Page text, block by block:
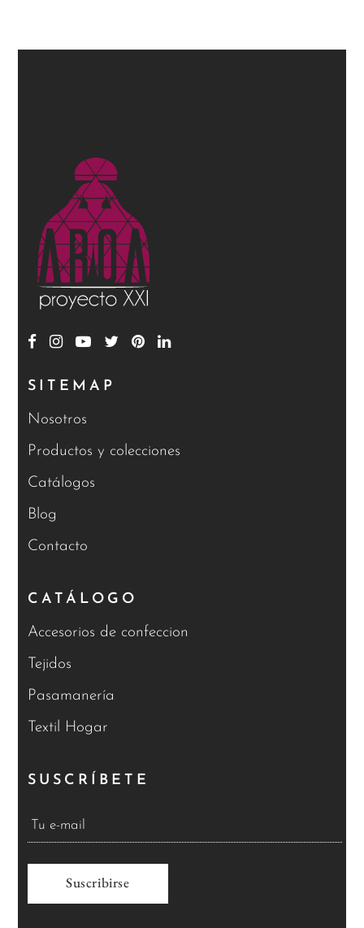
SITEMAP
Nosotros
Productos y colecciones
Catálogos
Blog
Contacto
CATÁLOGO
Accesorios de confeccion
Tejidos
Pasamanería
Textil Hogar
SUSCRÍBETE